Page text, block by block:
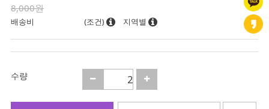
8,000원
배송비 (조건) 지역별
수량